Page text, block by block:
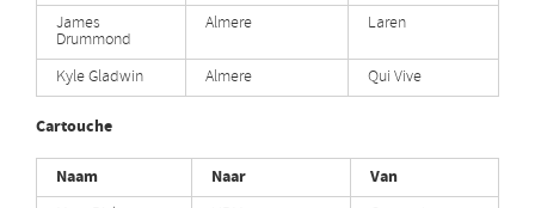
James
Drummond
Almere Laren
Kyle Gladwin Almere Qui Vive
Cartouche
Naam Naar Van